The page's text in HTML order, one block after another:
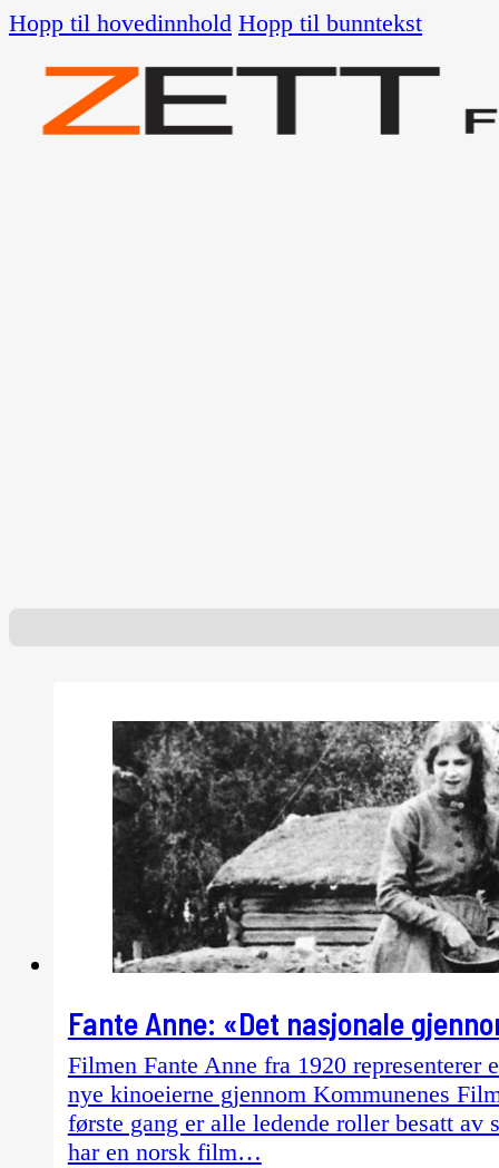
Hopp til hovedinnhold Hopp til bunntekst
Fante Anne: «Det nasjonale
Filmen Fante Anne fra 1920
nye kinoeierne gjennom Kommunenes
første gang er alle ledende roller besatt av
har en norsk film…